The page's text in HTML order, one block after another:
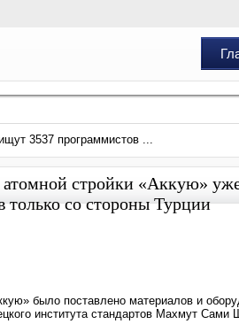
3537 программистов ...
стройки «Аккую»
только со стороны Турции
было поставлено материалов и
института стандартов Махмут Сами